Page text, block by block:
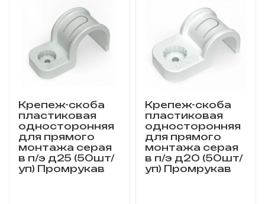
Крепеж-скоба
пластиковая
односторонняя
для прямого
монтажа серая
в п/э д25 (50шт/
уп) Промрукав
Крепеж-скоба
пластиковая
односторонняя
для прямого
монтажа серая
в п/э д20 (50шт/
уп) Промрукав